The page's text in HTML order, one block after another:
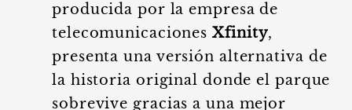
producida por la empresa de
telecomunicacionesXfinity,
presenta una versión alternativa de
la historia original donde el parque
sobrevive gracias a una mejor